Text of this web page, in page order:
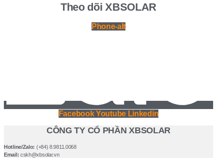
Theo dõi XBSOLAR
Phone-alt
Facebook Youtube Linkedin
CÔNG TY CỔ PHẦN XBSOLAR
Hotline/Zalo: (+84) 8.9811.0068
Email: cskh@xbsolar.vn